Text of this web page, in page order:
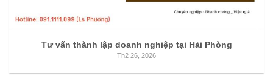
Tư vấn thành lập doanh nghiệp tại Hải Phòng
Th2 26, 2026